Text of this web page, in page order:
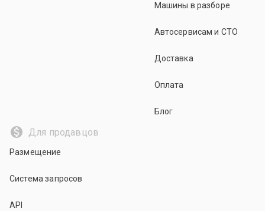
Машины в разборе
Автосервисам и СТО
Доставка
Оплата
Блог
Для продавцов
Размещение
Система запросов
API